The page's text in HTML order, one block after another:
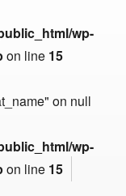
wp-
on line 15
on null
wp-
on line 15